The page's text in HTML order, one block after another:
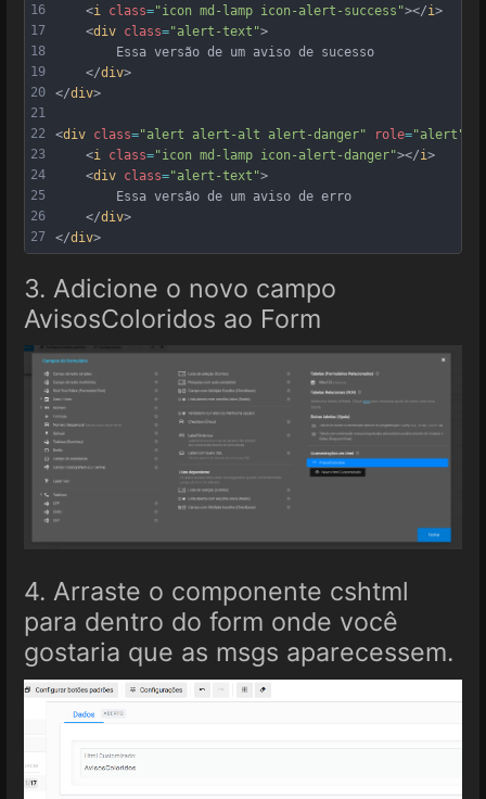
16
17
18
19
20
21
22
23
24
25
26
27
    <
i class="icon md-lamp icon-alert-success"></i>
    <
div class="alert-text">
        Essa versão de um aviso de sucesso
    </
div>
</div>
<div class="alert alert-alt alert-danger" role="alert"
    <
i class="icon md-lamp icon-alert-danger"></i>
    <
div class="alert-text">
        Essa versão de um aviso de erro
    </
div>
</div>
3. Adicione o novo campo
AvisosColoridos ao Form
4. Arraste o componente cshtml
para dentro do form onde você
gostaria que as msgs aparecessem.